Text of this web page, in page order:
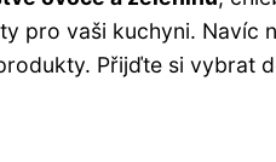
pro vaši kuchyni. Navíc
Přijďte si vybrat